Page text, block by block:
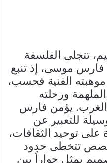
تتجلى الفلسفة
فارس موسى، إذ تنبع
الفنية فحسب،
ورحلته
يؤمن فارس
للتعبير عن
على توحيد الثقافات،
قصص تتخطى حدود
يمثل حواراً بين